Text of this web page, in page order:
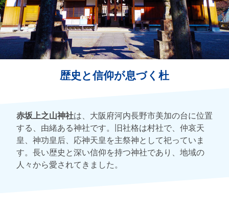
歴史と信仰が息づく杜
赤坂上之山神社は、大阪府河内長野市美加の台に位置
する、由緒ある神社です。旧社格は村社で、仲哀天
皇、神功皇后、応神天皇を主祭神として祀っていま
す。長い歴史と深い信仰を持つ神社であり、地域の
人々から愛されてきました。